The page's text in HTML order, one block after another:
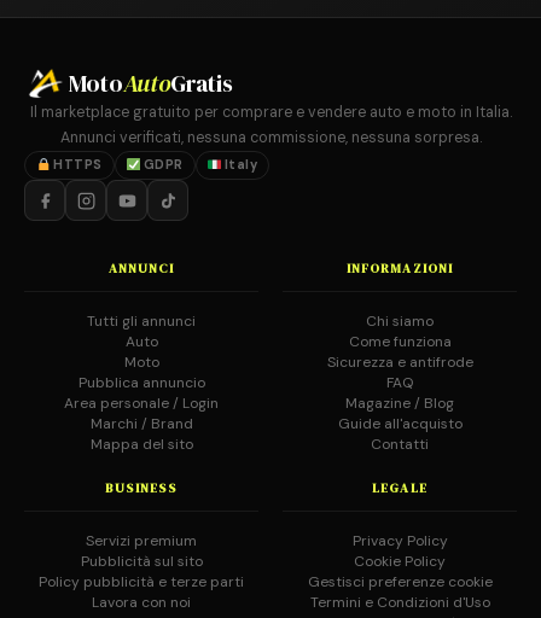
MotoAutoGratis
Il marketplace gratuito per comprare e vendere auto e moto in Italia.
Annunci verificati, nessuna commissione, nessuna sorpresa.
HTTPS GDPR Italy
ANNUNCI
Tutti gli annunci
Auto
Moto
Pubblica annuncio
Area personale / Login
Marchi / Brand
Mappa del sito
INFORMAZIONI
Chi siamo
Come funziona
Sicurezza e antifrode
FAQ
Magazine / Blog
Guide all'acquisto
Contatti
BUSINESS
Servizi premium
Pubblicità sul sito
Policy pubblicità e terze parti
Lavora con noi
LEGALE
Privacy Policy
Cookie Policy
Gestisci preferenze cookie
Termini e Condizioni d'Uso